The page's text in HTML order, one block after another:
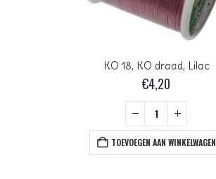
KO 18, KO draad, Lilac
€4,20
TOEVOEGEN AAN WINKELWAGEN